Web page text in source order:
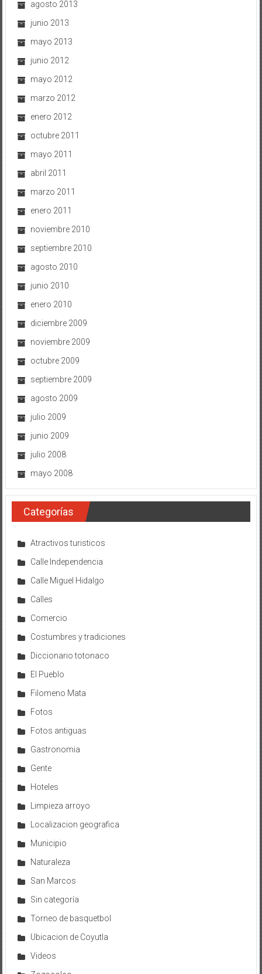
agosto 2013
junio 2013
mayo 2013
junio 2012
mayo 2012
marzo 2012
enero 2012
octubre 2011
mayo 2011
abril 2011
marzo 2011
enero 2011
noviembre 2010
septiembre 2010
agosto 2010
junio 2010
enero 2010
diciembre 2009
noviembre 2009
octubre 2009
septiembre 2009
agosto 2009
julio 2009
junio 2009
julio 2008
mayo 2008
Categorías
Atractivos turisticos
Calle Independencia
Calle Miguel Hidalgo
Calles
Comercio
Costumbres y tradiciones
Diccionario totonaco
El Pueblo
Filomeno Mata
Fotos
Fotos antiguas
Gastronomia
Gente
Hoteles
Limpieza arroyo
Localizacion geografica
Municipio
Naturaleza
San Marcos
Sin categoría
Torneo de basquetbol
Ubicacion de Coyutla
Videos